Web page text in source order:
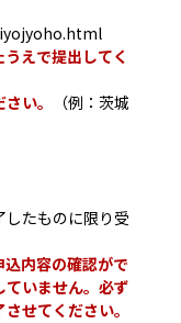
えで提出してく
い。
（例：茨城
たものに限り受
内容の確認がで
いません。必ず
せてください。